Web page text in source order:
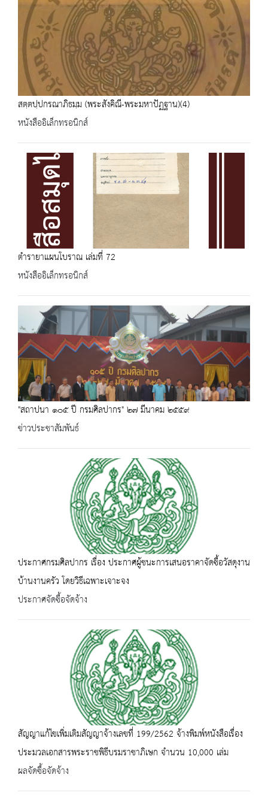
สตฺตปฺปกรณาภิธมฺม (พระสังคิณี-พระมหาปัฏฐาน)(4)
หนังสืออิเล็กทรอนิกส์
ตำรายาแผนโบราณ เล่มที่ 72
หนังสืออิเล็กทรอนิกส์
"สถาปนา ๑๐๕ ปี กรมศิลปากร" ๒๗ มีนาคม ๒๕๕๙
ข่าวประชาสัมพันธ์
ประกาศกรมศิลปากร เรื่อง ประกาศผู้ชนะการเสนอราคาจัดซื้อวัสดุงาน
บ้านงานครัว โดยวิธีเฉพาะเจาะจง
ประกาศจัดซื้อจัดจ้าง
สัญญาแก้ไขเพิ่มเติมสัญญาจ้างเลขที่ 199/2562 จ้างพิมพ์หนังสือเรื่อง
ประมวลเอกสารพระราชพิธีบรมราชาภิเษก จำนวน 10,000 เล่ม
ผลจัดซื้อจัดจ้าง